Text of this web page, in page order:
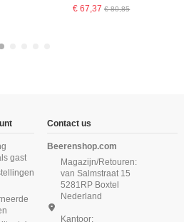
€ 67,37€ 80,85
gast
Contact us
Beerenshop.com
Magazijn/Retouren:
van Salmstraat 15
5281RP Boxtel
Nederland
Kantoor: